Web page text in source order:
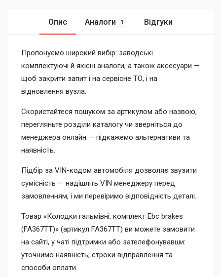
Опис Аналоги 1 Відгуки
Пропонуємо широкий вибір: заводські
комплектуючі й якісні аналоги, а також аксесуари —
щоб закрити запит і на сервісне ТО, і на
відновлення вузла.
Скористайтеся пошуком за артикулом або назвою,
перегляньте розділи каталогу чи зверніться до
менеджера онлайн — підкажемо альтернативи та
наявність.
Підбір за VIN-кодом автомобіля дозволяє звузити
сумісність — надішліть VIN менеджеру перед
замовленням, і ми перевіримо відповідність деталі.
Товар «Колодки гальмівні, комплект Ebc brakes
(FA367TT)» (артикул FA367TT) ви можете замовити
на сайті, у чаті підтримки або зателефонувавши:
уточнимо наявність, строки відправлення та
способи оплати.